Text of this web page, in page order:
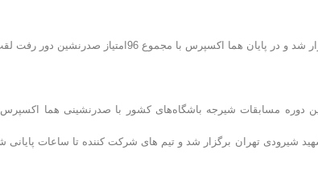
رقابت های مرحله نخست لیگ شیرجه در دو نوبت صبح و عصر جمعه (19دی 1393) برگزار شد و در پایان هما اکسپرس با مجموع 96امتیاز صدرنشین دور
دوره مسابقات شیرجه باشگاه‌های کشور با صدرنشینی هما اکسپرس
مسابقات دور رفت لیگ شیرجه صبح و عصر دیروز (جمعه) در استخر ۹دی شهید شیرودی تهران برگزار شد و تیم های شرکت کننده تا ساعات